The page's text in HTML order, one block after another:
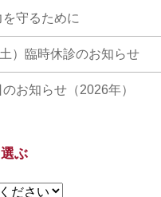
守るために
）臨時休診のお知らせ
お知らせ（2026年）
ぶ